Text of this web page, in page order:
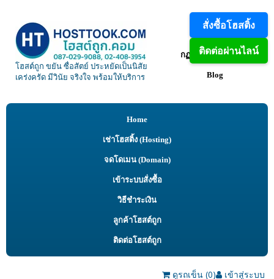
โฮสต์ถูก ขยัน ซื่อสัตย์ ประหยัดเป็นนิสัย
เคร่งครัด มีวินัย จริงใจ พร้อมให้บริการ
กฏการงานใช้โฮสติ้ง
Blog
Home
เช่าโฮสติ้ง (Hosting)
จดโดเมน (Domain)
เข้าระบบสั่งซื้อ
วิธีชำระเงิน
ลูกค้าโฮสต์ถูก
ติดต่อโฮสต์ถูก
ดูรถเข็น (0) เข้าสู่ระบบ
สั่งซื้อโฮสติ้ง
ติดต่อผ่านไลน์